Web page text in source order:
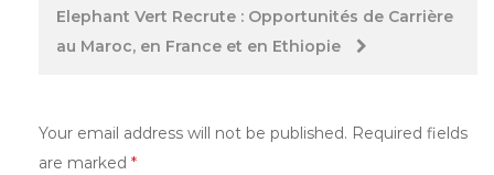
Elephant Vert Recrute : Opportunités de Carrière
au Maroc, en France et en Ethiopie
Your email address will not be published. Required fields
are marked *